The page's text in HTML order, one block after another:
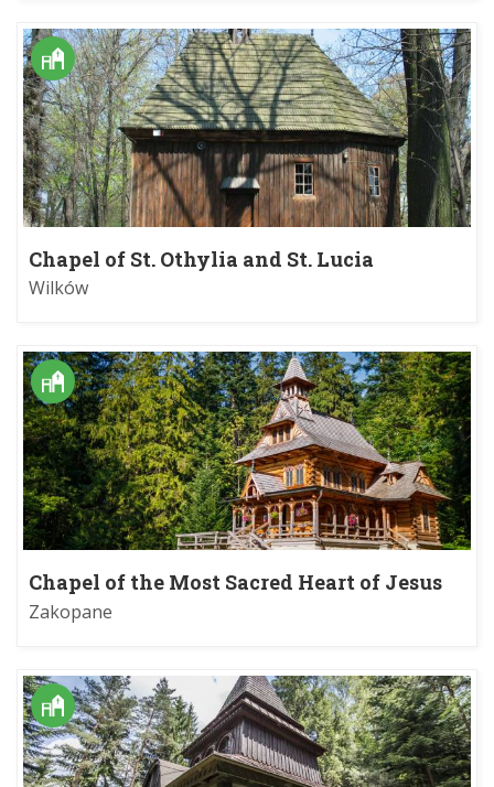
Chapel of St. Othylia and St. Lucia
Wilków
Chapel of the Most Sacred Heart of Jesus
Zakopane